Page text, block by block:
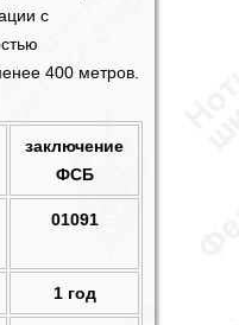
с
400 метров.
заключение
ФСБ
01091
1 год